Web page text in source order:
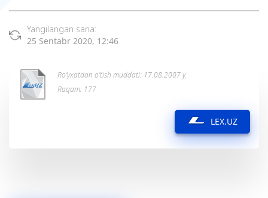
Yangilangan sana:
25 Sentabr 2020, 12:46
Ro’yxatdan o’tish muddati: 17.08.2007 y.
Raqam: 177
LEX.UZ